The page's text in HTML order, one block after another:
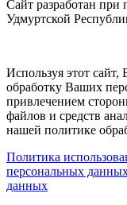
Сайт разработан
Удмуртской
Используя этот
обработку Ваших
привлечением
файлов и средств
нашей политике
Политика
персональных
данных